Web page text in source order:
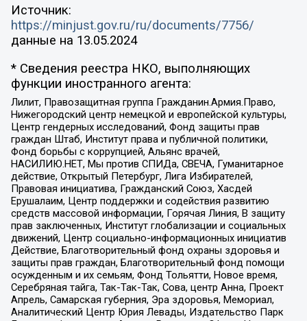
Источник:
https://minjust.gov.ru/ru/documents/7756/
данные на 13.05.2024
* Сведения реестра НКО, выполняющих
функции иностранного агента:
Лилит, Правозащитная группа Гражданин.Армия.Право,
Нижегородский центр немецкой и европейской культуры,
Центр гендерных исследований, Фонд защиты прав
граждан Штаб, Институт права и публичной политики,
Фонд борьбы с коррупцией, Альянс врачей,
НАСИЛИЮ.НЕТ, Мы против СПИДа, СВЕЧА, Гуманитарное
действие, Открытый Петербург, Лига Избирателей,
Правовая инициатива, Гражданский Союз, Хасдей
Ерушалаим, Центр поддержки и содействия развитию
средств массовой информации, Горячая Линия, В защиту
прав заключенных, Институт глобализации и социальных
движений, Центр социально-информационных инициатив
Действие, Благотворительный фонд охраны здоровья и
защиты прав граждан, Благотворительный фонд помощи
осужденным и их семьям, Фонд Тольятти, Новое время,
Серебряная тайга, Так-Так-Так, Сова, центр Анна, Проект
Апрель, Самарская губерния, Эра здоровья, Мемориал,
Аналитический Центр Юрия Левады, Издательство Парк